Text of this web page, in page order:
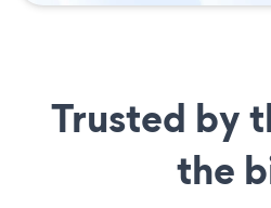
Trusted by
the